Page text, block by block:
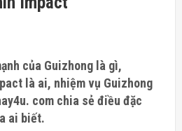
của Guizhong là gì,
là ai, nhiệm vụ Guizhong
com chia sẻ điều đặc
ai biết.